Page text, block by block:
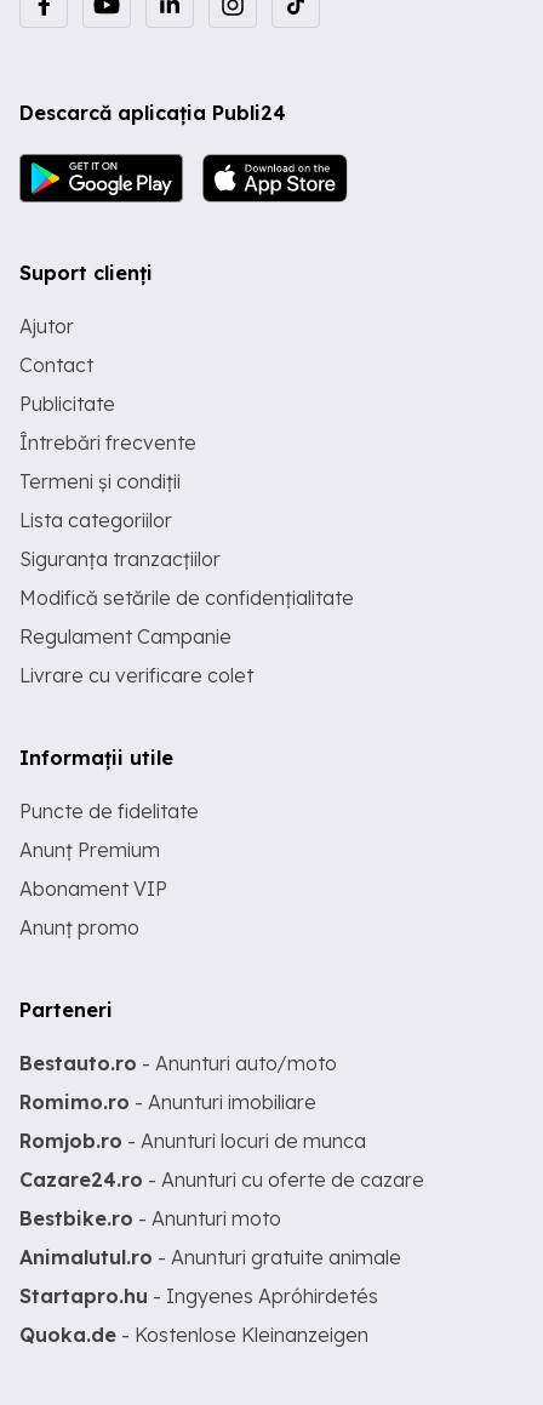
Descarcă aplicația Publi24
Suport clienți
Ajutor
Contact
Publicitate
Întrebări frecvente
Termeni și condiții
Lista categoriilor
Siguranța tranzacțiilor
Modifică setările de confidențialitate
Regulament Campanie
Livrare cu verificare colet
Informații utile
Puncte de fidelitate
Anunț Premium
Abonament VIP
Anunț promo
Parteneri
Bestauto.ro - Anunturi auto/moto
Romimo.ro - Anunturi imobiliare
Romjob.ro - Anunturi locuri de munca
Cazare24.ro - Anunturi cu oferte de cazare
Bestbike.ro - Anunturi moto
Animalutul.ro - Anunturi gratuite animale
Startapro.hu - Ingyenes Apróhirdetés
Quoka.de - Kostenlose Kleinanzeigen